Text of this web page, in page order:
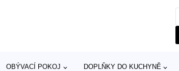
OBÝVACÍ POKOJ DOPLŇKY DO KUCHYNĚ